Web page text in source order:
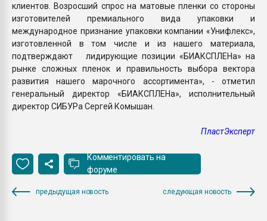
клиентов. Возросший спрос на матовые пленки со стороны
изготовителей премиального вида упаковки и
международное признание упаковки компании «Унифлекс»,
изготовленной в том числе и из нашего материала,
подтверждают лидирующие позиции «БИАКСПЛЕНа» на
рынке сложных пленок и правильность выбора вектора
развития нашего марочного ассортимента», - отметил
генеральный директор «БИАКСПЛЕНа», исполнительный
директор СИБУРа Сергей Комышан.
ПластЭксперт
Комментировать на
форуме
предыдущая новость следующая новость